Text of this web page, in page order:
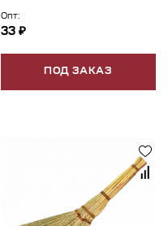
Опт:
33 ₽
ПОД ЗАКАЗ